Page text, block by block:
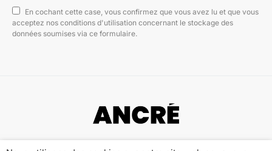
En cochant cette case, vous confirmez que vous avez lu et que vous
acceptez nos conditions d'utilisation concernant le stockage des
données soumises via ce formulaire.